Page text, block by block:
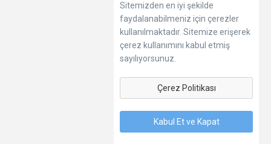
Sitemizden en iyi şekilde
faydalanabilmeniz için çerezler
kullanılmaktadır. Sitemize erişerek
çerez kullanımını kabul etmiş
sayılıyorsunuz.
Çerez Politikası
Kabul Et ve Kapat